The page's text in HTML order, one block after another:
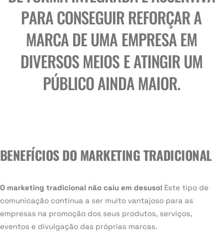
PARA CONSEGUIR REFORÇAR A
MARCA DE UMA EMPRESA EM
DIVERSOS MEIOS E ATINGIR UM
PÚBLICO AINDA MAIOR.
BENEFÍCIOS DO MARKETING TRADICIONAL
O marketing tradicional não caiu em desuso! Este tipo de
comunicação continua a ser muito vantajoso para as
empresas na promoção dos seus produtos, serviços,
eventos e divulgação das próprias marcas.